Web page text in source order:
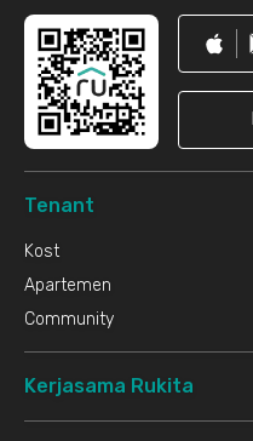
Tenant
Kost
Apartemen
Community
Kerjasama Rukita